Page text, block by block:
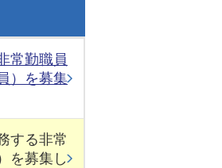
常勤職員
）を募集
する非常
を募集し